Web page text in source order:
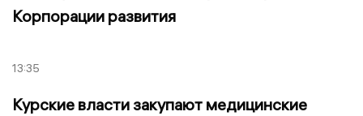
Корпорации развития
13:35
Курские власти закупают медицинские